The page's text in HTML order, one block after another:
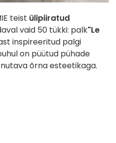
teist ülipiiratud
vaid 50 tükki: palk"Le
inspireeritud palgi
on püütud pühade
õrna esteetikaga.